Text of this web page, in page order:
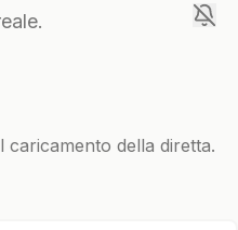
della diretta.